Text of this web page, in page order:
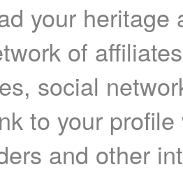
your heritage
of
social
to your
and other